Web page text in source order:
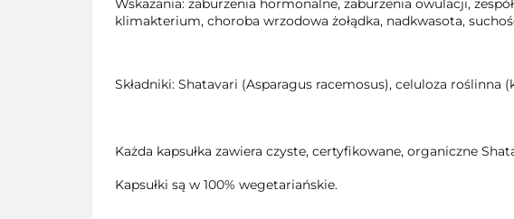
Wskazania: zaburzenia hormonalne, zaburzenia owulacji,
klimakterium, choroba wrzodowa żołądka, nadkwasota,
Składniki: Shatavari (Asparagus racemosus), celuloza roślinna
Każda kapsułka zawiera czyste, certyfikowane, organiczne
Kapsułki są w 100% wegetariańskie.